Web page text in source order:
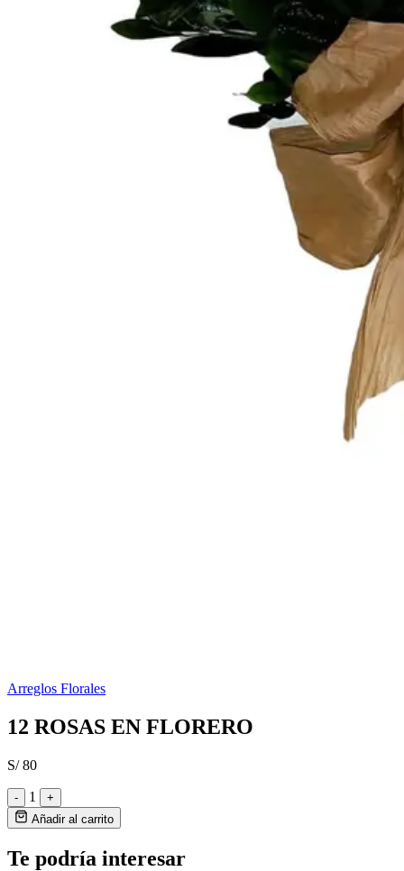
Arreglos Florales
12 ROSAS EN FLORERO
S/ 80
- 1
+
Añadir al carrito
Te podría interesar